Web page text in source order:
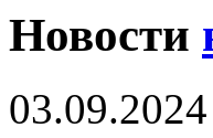
Новости
03.09.2024